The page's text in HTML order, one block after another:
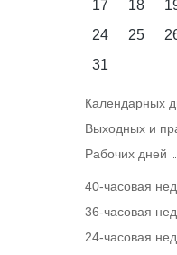
17
18
24
25
31
Календарных
Выходных и
Рабочих дней
40-часовая
36-часовая
24-часовая